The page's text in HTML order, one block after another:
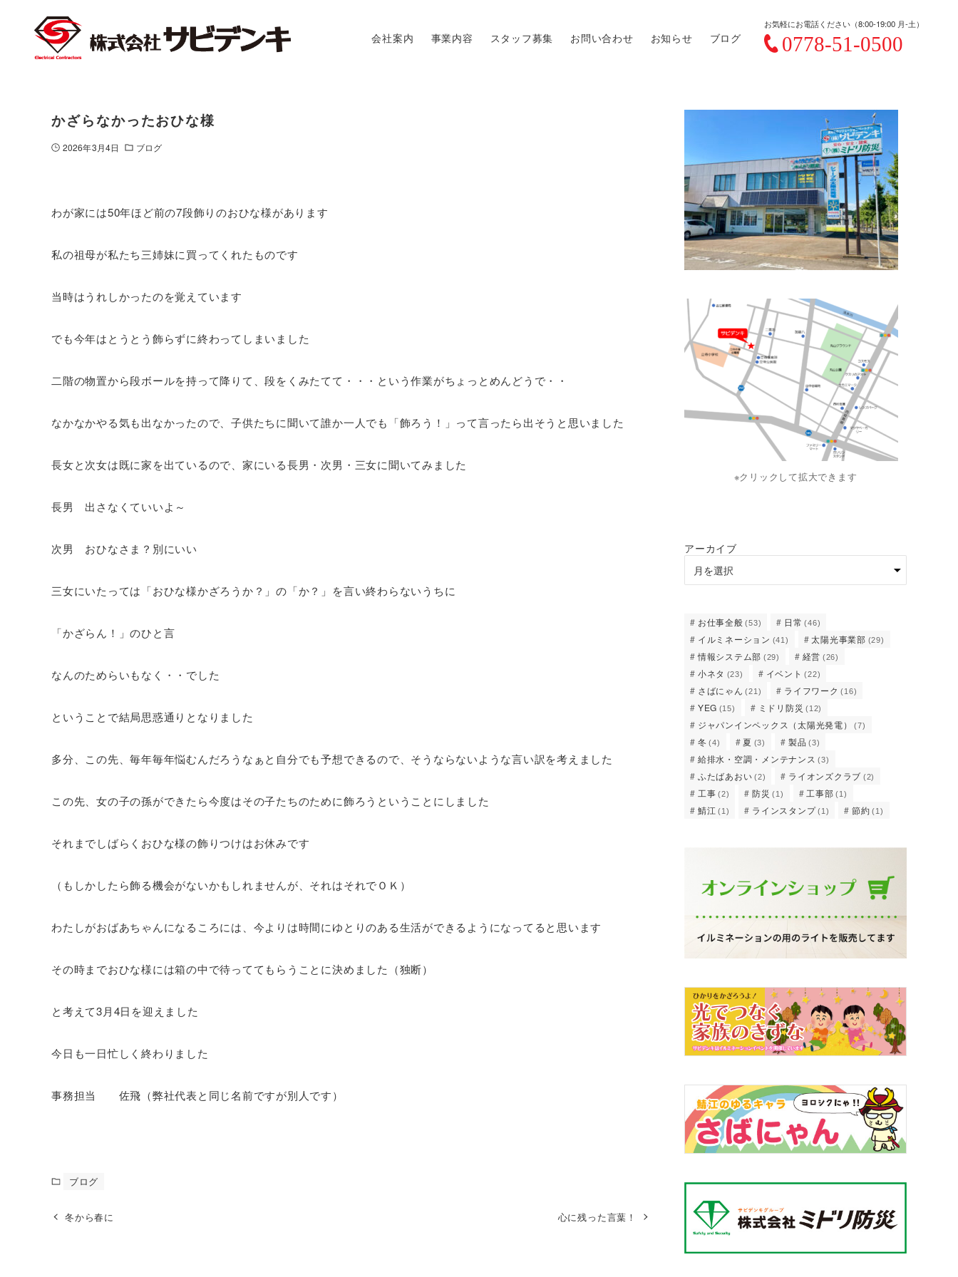
会社案内 事業内容 スタッフ募集 お問い合わせ お知らせ ブログ
お気軽にお電話ください（8:00-19:00 月-土）
かざらなかったおひな様
2026年3月4日 ブログ
わが家には50年ほど前の7段飾りのおひな様があります
私の祖母が私たち三姉妹に買ってくれたものです
当時はうれしかったのを覚えています
でも今年はとうとう飾らずに終わってしまいました
二階の物置から段ボールを持って降りて、段をくみたてて・・・という作業がちょっとめんどうで・・
なかなかやる気も出なかったので、子供たちに聞いて誰か一人でも「飾ろう！」って言ったら出そうと思いました
長女と次女は既に家を出ているので、家にいる長男・次男・三女に聞いてみました
長男 出さなくていいよ～
次男 おひなさま？別にいい
三女にいたっては「おひな様かざろうか？」の「か？」を言い終わらないうちに
「かざらん！」のひと言
なんのためらいもなく・・でした
ということで結局思惑通りとなりました
多分、この先、毎年毎年悩むんだろうなぁと自分でも予想できるので、そうならないような言い訳を考えました
この先、女の子の孫ができたら今度はその子たちのために飾ろうということにしました
それまでしばらくおひな様の飾りつけはお休みです
（もしかしたら飾る機会がないかもしれませんが、それはそれでＯＫ）
わたしがおばあちゃんになるころには、今よりは時間にゆとりのある生活ができるようになってると思います
その時までおひな様には箱の中で待っててもらうことに決めました（独断）
と考えて3月4日を迎えました
今日も一日忙しく終わりました
事務担当 佐飛（弊社代表と同じ名前ですが別人です）
ブログ
冬から春に 心に残った言葉！
※クリックして拡大できます
アーカイブ
お仕事全般 (53) 日常 (46)
イルミネーション (41) 太陽光事業部 (29)
情報システム部 (29) 経営 (26)
小ネタ (23) イベント (22)
さばにゃん (21) ライフワーク (16)
YEG (15) ミドリ防災 (12)
ジャパンインペックス（太陽光発電） (7)
冬 (4) 夏 (3) 製品 (3)
給排水・空調・メンテナンス (3)
ふたばあおい (2) ライオンズクラブ (2)
工事 (2) 防災 (1) 工事部 (1)
鯖江 (1) ラインスタンプ (1) 節約 (1)